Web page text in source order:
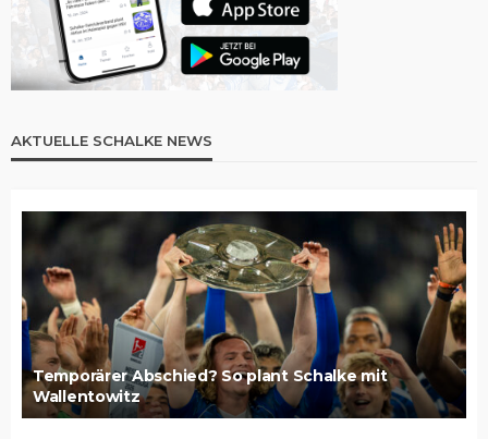
AKTUELLE SCHALKE NEWS
Temporärer Abschied? So plant Schalke mit
Wallentowitz